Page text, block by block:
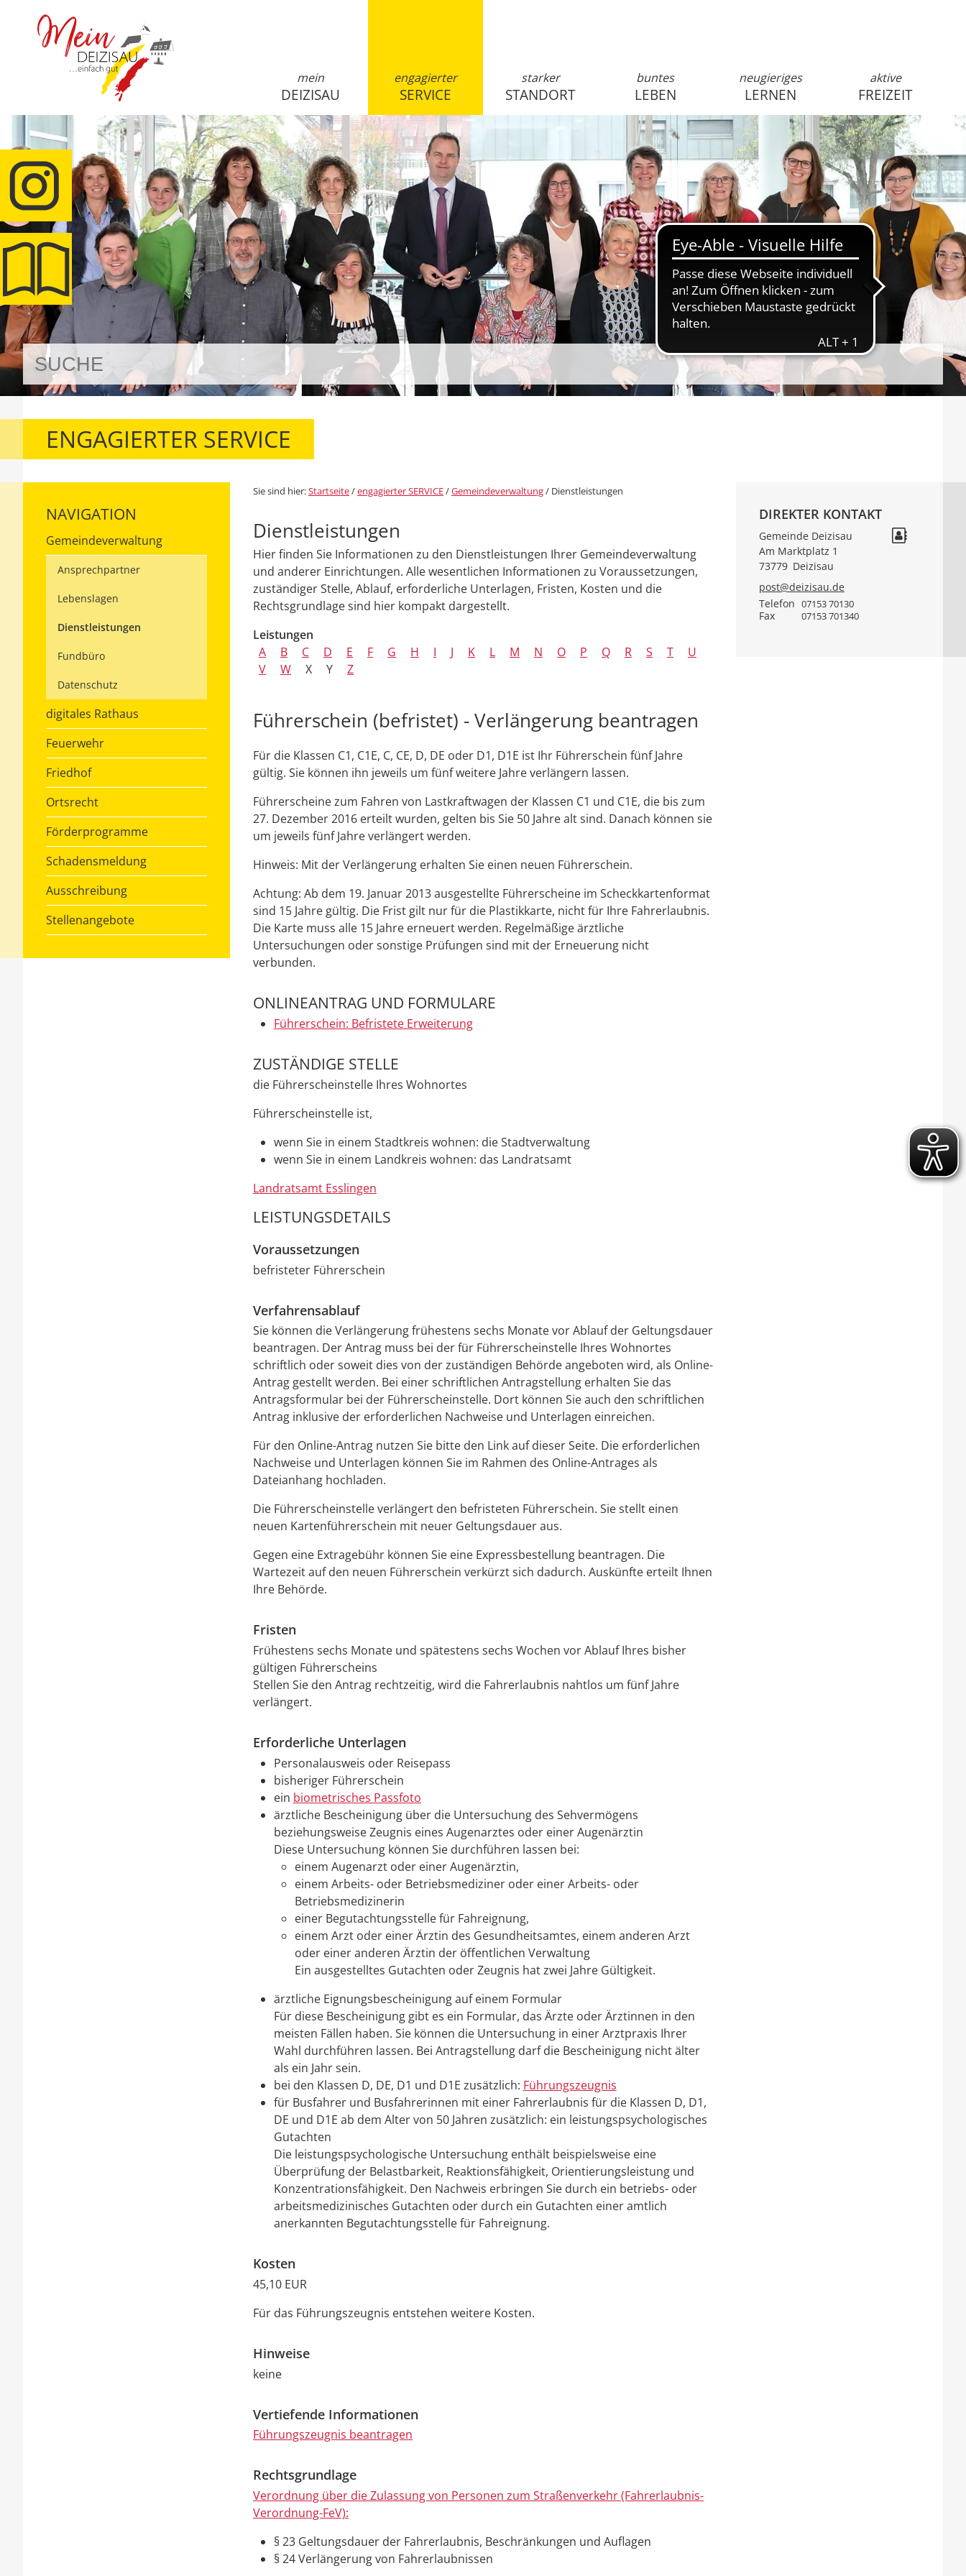
anmelden
mein
DEIZISAU
engagierter
SERVICE
starker
STANDORT
buntes
LEBEN
neugieriges
LERNEN
aktive
FREIZEIT
ENGAGIERTER SERVICE
NAVIGATION
Gemeindeverwaltung
Ansprechpartner
Lebenslagen
Dienstleistungen
Fundbüro
Datenschutz
digitales Rathaus
Feuerwehr
Friedhof
Ortsrecht
Förderprogramme
Schadensmeldung
Ausschreibung
Stellenangebote
Sie sind hier:Startseite/engagierter SERVICE/Gemeindeverwaltung/ Dienstleistungen
Dienstleistungen
Hier finden Sie Informationen zu den Dienstleistungen Ihrer Gemeindeverwaltung
und anderer Einrichtungen. Alle wesentlichen Informationen zu Voraussetzungen,
zuständiger Stelle, Ablauf, erforderliche Unterlagen, Fristen, Kosten und die
Rechtsgrundlage sind hier kompakt dargestellt.
Leistungen
A
B C D E F G H I J K L M N O P Q R S T
U
V
W X Y Z
Führerschein (befristet) - Verlängerung beantragen
Für die Klassen C1, C1E, C, CE, D, DE oder D1, D1E ist Ihr Führerschein fünf Jahre
gültig. Sie können ihn jeweils um fünf weitere Jahre verlängern lassen.
Führerscheine zum Fahren von Lastkraftwagen der Klassen C1 und C1E, die bis zum
27. Dezember 2016 erteilt wurden, gelten bis Sie 50 Jahre alt sind. Danach können sie
um jeweils fünf Jahre verlängert werden.
Hinweis: Mit der Verlängerung erhalten Sie einen neuen Führerschein.
Achtung: Ab dem 19. Januar 2013 ausgestellte Führerscheine im Scheckkartenformat
sind 15 Jahre gültig. Die Frist gilt nur für die Plastikkarte, nicht für Ihre Fahrerlaubnis.
Die Karte muss alle 15 Jahre erneuert werden. Regelmäßige ärztliche
Untersuchungen oder sonstige Prüfungen sind mit der Erneuerung nicht
verbunden.
ONLINEANTRAG UND FORMULARE
Führerschein: Befristete Erweiterung
ZUSTÄNDIGE STELLE
die Führerscheinstelle Ihres Wohnortes
Führerscheinstelle ist,
wenn Sie in einem Stadtkreis wohnen: die Stadtverwaltung
wenn Sie in einem Landkreis wohnen: das Landratsamt
Landratsamt Esslingen
LEISTUNGSDETAILS
Voraussetzungen
befristeter Führerschein
Verfahrensablauf
Sie können die Verlängerung frühestens sechs Monate vor Ablauf der Geltungsdauer
beantragen. Der Antrag muss bei der für Führerscheinstelle Ihres Wohnortes
schriftlich oder soweit dies von der zuständigen Behörde angeboten wird, als Online-
Antrag gestellt werden. Bei einer schriftlichen Antragstellung erhalten Sie das
Antragsformular bei der Führerscheinstelle. Dort können Sie auch den schriftlichen
Antrag inklusive der erforderlichen Nachweise und Unterlagen einreichen.
Für den Online-Antrag nutzen Sie bitte den Link auf dieser Seite. Die erforderlichen
Nachweise und Unterlagen können Sie im Rahmen des Online-Antrages als
Dateianhang hochladen.
Die Führerscheinstelle verlängert den befristeten Führerschein. Sie stellt einen
neuen Kartenführerschein mit neuer Geltungsdauer aus.
Gegen eine Extragebühr können Sie eine Expressbestellung beantragen. Die
Wartezeit auf den neuen Führerschein verkürzt sich dadurch. Auskünfte erteilt Ihnen
Ihre Behörde.
Fristen
Frühestens sechs Monate und spätestens sechs Wochen vor Ablauf Ihres bisher
gültigen Führerscheins
Stellen Sie den Antrag rechtzeitig, wird die Fahrerlaubnis nahtlos um fünf Jahre
verlängert.
Erforderliche Unterlagen
Personalausweis oder Reisepass
bisheriger Führerschein
ein biometrisches Passfoto
ärztliche Bescheinigung über die Untersuchung des Sehvermögens
beziehungsweise Zeugnis eines Augenarztes oder einer Augenärztin
Diese Untersuchung können Sie durchführen lassen bei:
einem Augenarzt oder einer Augenärztin,
einem Arbeits- oder Betriebsmediziner oder einer Arbeits- oder
Betriebsmedizinerin
einer Begutachtungsstelle für Fahreignung,
einem Arzt oder einer Ärztin des Gesundheitsamtes, einem anderen Arzt
oder einer anderen Ärztin der öffentlichen Verwaltung
Ein ausgestelltes Gutachten oder Zeugnis hat zwei Jahre Gültigkeit.
ärztliche Eignungsbescheinigung auf einem Formular
Für diese Bescheinigung gibt es ein Formular, das Ärzte oder Ärztinnen in den
meisten Fällen haben. Sie können die Untersuchung in einer Arztpraxis Ihrer
Wahl durchführen lassen. Bei Antragstellung darf die Bescheinigung nicht älter
als ein Jahr sein.
bei den Klassen D, DE, D1 und D1E zusätzlich: Führungszeugnis
für Busfahrer und Busfahrerinnen mit einer Fahrerlaubnis für die Klassen D, D1,
DE und D1E ab dem Alter von 50 Jahren zusätzlich: ein leistungspsychologisches
Gutachten
Die leistungspsychologische Untersuchung enthält beispielsweise eine
Überprüfung der Belastbarkeit, Reaktionsfähigkeit, Orientierungsleistung und
Konzentrationsfähigkeit. Den Nachweis erbringen Sie durch ein betriebs- oder
arbeitsmedizinisches Gutachten oder durch ein Gutachten einer amtlich
anerkannten Begutachtungsstelle für Fahreignung.
Kosten
45,10 EUR
Für das Führungszeugnis entstehen weitere Kosten.
Hinweise
keine
Vertiefende Informationen
Führungszeugnis beantragen
Rechtsgrundlage
Verordnung über die Zulassung von Personen zum Straßenverkehr (Fahrerlaubnis-
Verordnung-FeV):
§ 23 Geltungsdauer der Fahrerlaubnis, Beschränkungen und Auflagen
§ 24 Verlängerung von Fahrerlaubnissen
DIREKTER KONTAKT
Gemeinde Deizisau
Am Marktplatz 1
73779 Deizisau
post@deizisau.de
Telefon 07153 70130
Fax 07153 701340